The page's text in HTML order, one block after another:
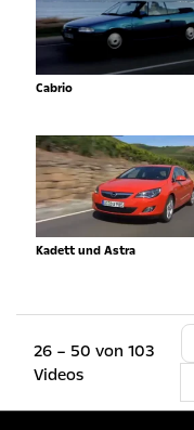
Cabrio
Kadett und Astra
26 – 50 von 103
Videos